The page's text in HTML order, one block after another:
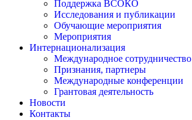
Поддержка ВСОКО
Исследования и публикации
Обучающие мероприятия
Мероприятия
Интернационализация
Международное сотрудничество
Признания, партнеры
Международные конференции
Грантовая деятельность
Новости
Контакты